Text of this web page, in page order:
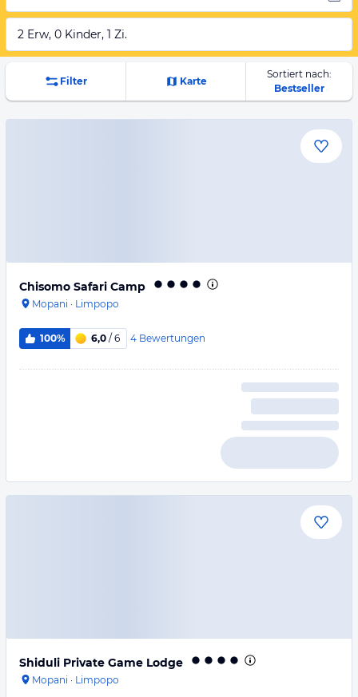
2 Erw, 0 Kinder, 1 Zi.
Filter Karte
Sortiert nach:
Bestseller
Chisomo Safari Camp
Mopani · Limpopo
100% 6,0 / 6 4 Bewertungen
Shiduli Private Game Lodge
Mopani · Limpopo